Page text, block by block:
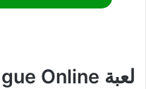
لعبة Offroad League Online